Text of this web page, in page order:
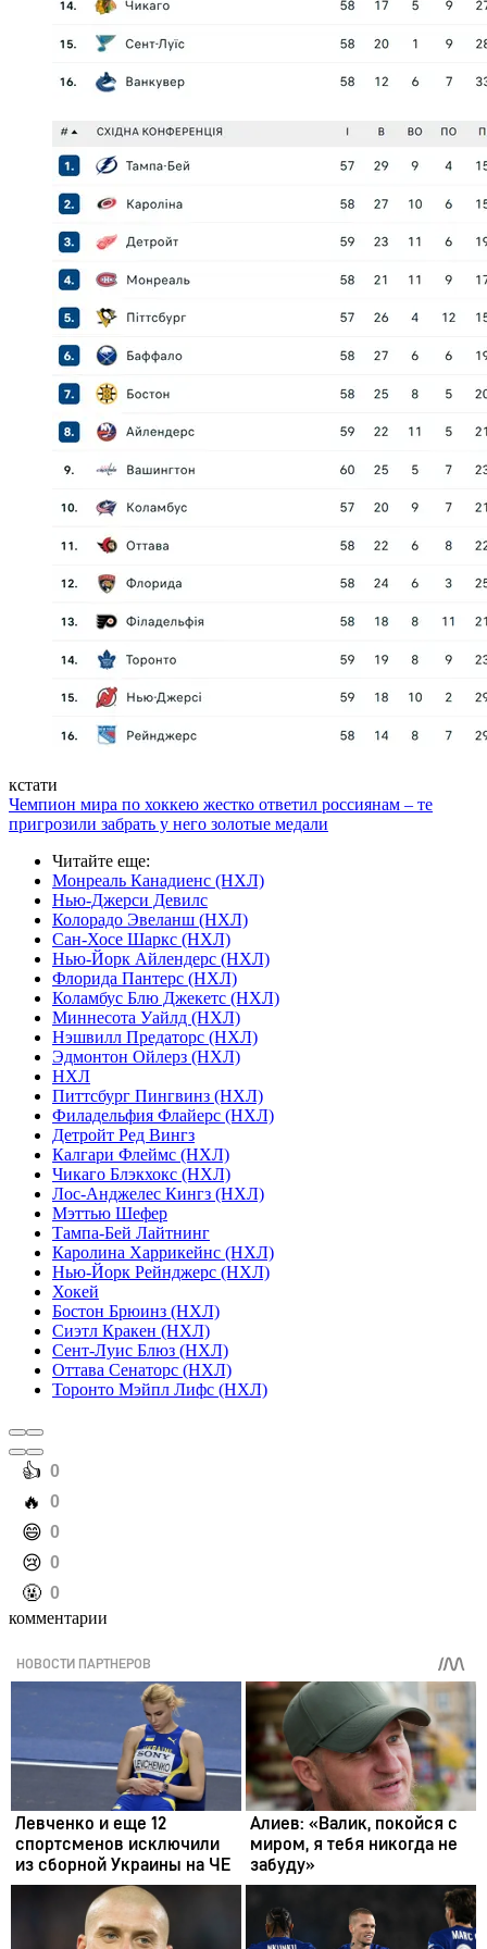
кстати
Чемпион мира по хоккею жестко ответил россиянам – те
пригрозили забрать у него золотые медали
Читайте еще:
Монреаль Канадиенс (НХЛ)
Нью-Джерси Девилс
Колорадо Эвеланш (НХЛ)
Сан-Хосе Шаркс (НХЛ)
Нью-Йорк Айлендерс (НХЛ)
Флорида Пантерс (НХЛ)
Коламбус Блю Джекетс (НХЛ)
Миннесота Уайлд (НХЛ)
Нэшвилл Предаторс (НХЛ)
Эдмонтон Ойлерз (НХЛ)
НХЛ
Питтсбург Пингвинз (НХЛ)
Филадельфия Флайерс (НХЛ)
Детройт Ред Вингз
Калгари Флеймс (НХЛ)
Чикаго Блэкхокс (НХЛ)
Лос-Анджелес Кингз (НХЛ)
Мэттью Шефер
Тампа-Бей Лайтнинг
Каролина Харрикейнс (НХЛ)
Нью-Йорк Рейнджерс (НХЛ)
Хокей
Бостон Брюинз (НХЛ)
Сиэтл Кракен (НХЛ)
Сент-Луис Блюз (НХЛ)
Оттава Сенаторс (НХЛ)
Торонто Мэйпл Лифс (НХЛ)
️👍 0
️🔥 0
️😄 0
️😢 0
️🤬 0
комментарии